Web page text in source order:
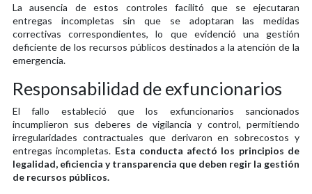
La ausencia de estos controles facilitó que se ejecutaran
entregas incompletas sin que se adoptaran las medidas
correctivas correspondientes, lo que evidenció una gestión
deficiente de los recursos públicos destinados a la atención de la
emergencia.
Responsabilidad de exfuncionarios
El fallo estableció que los exfuncionarios sancionados
incumplieron sus deberes de vigilancia y control, permitiendo
irregularidades contractuales que derivaron en sobrecostos y
entregas incompletas. Esta conducta afectó los principios de
legalidad, eficiencia y transparencia que deben regir la gestión
de recursos públicos.